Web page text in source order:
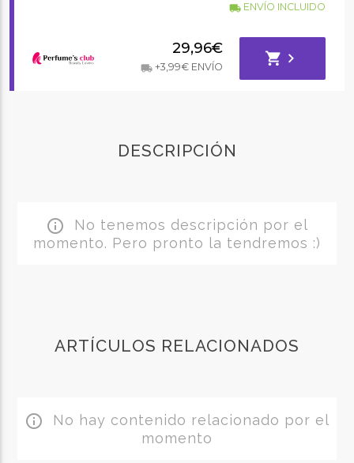
local_shippingENVÍO INCLUIDO
29,96€
local_shipping+3,99€ ENVÍO shopping_cart chevron_right
DESCRIPCIÓN
info_outline No tenemos descripción por el
momento. Pero pronto la tendremos :)
ARTÍCULOS RELACIONADOS
info_outline No hay contenido relacionado por el
momento